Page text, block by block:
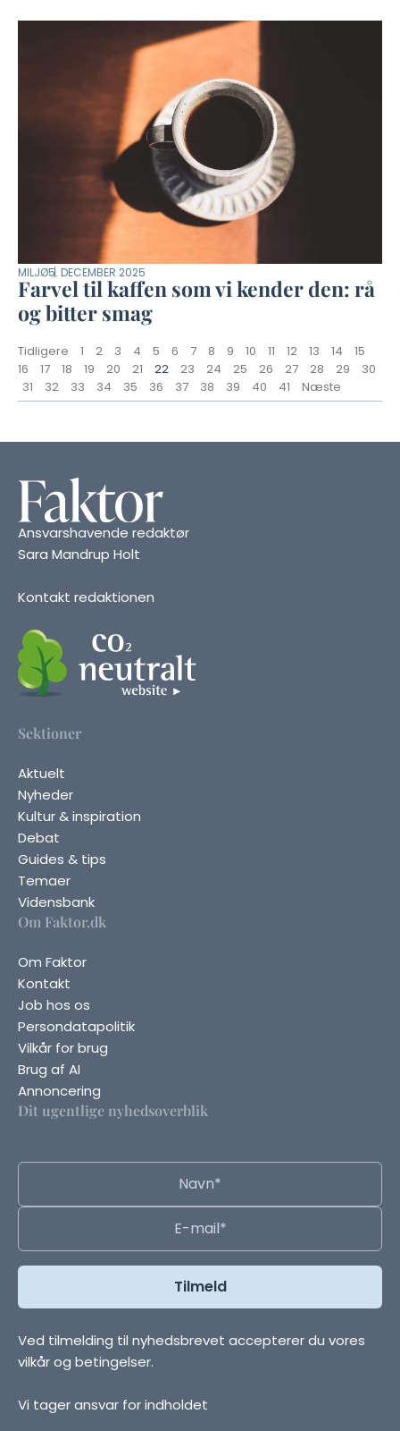
MILJØ5. DECEMBER 2025
Farvel til kaffen som vi kender den: rå
og bitter smag
Tidligere 1 2 3 4 5 6 7 8 9 10 11 12 13 14
15
16
17 18 19 20 21 22 23 24 25 26 27 28 29
30
31
32 33 34 35 36 37 38 39 40 41 Næste
Ansvarshavende redaktør
Sara Mandrup Holt
Kontakt redaktionen
Sektioner
Aktuelt
Nyheder
Kultur & inspiration
Debat
Guides & tips
Temaer
Vidensbank
Om Faktor.dk
Om Faktor
Kontakt
Job hos os
Persondatapolitik
Vilkår for brug
Brug af AI
Annoncering
Dit ugentlige nyhedsoverblik
Ved tilmelding til nyhedsbrevet accepterer du vores
vilkår og betingelser.
Vi tager ansvar for indholdet